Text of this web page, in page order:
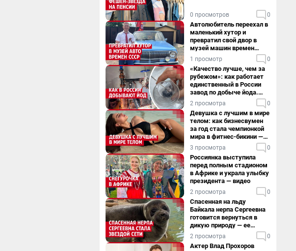
0 просмотров 0
Автолюбитель переехал в
маленький хутор и
превратил свой двор в
музей машин времен
СССР. Видео
1 просмотр 0
«Качество лучше, чем за
рубежом»: как работает
единственный в России
завод по добыче йода.
Видео
2 просмотра 0
Девушка с лучшим в мире
телом: как бизнесвумен
за год стала чемпионкой
мира в фитнес-бикини —
видео
3 просмотра 0
Россиянка выступила
перед полным стадионом
в Африке и украла улыбку
президента — видео
2 просмотра 0
Спасенная на льду
Байкала нерпа Сергеевна
готовится вернуться в
дикую природу — ее
видеоистория
2 просмотра 0
Актер Влад Прохоров